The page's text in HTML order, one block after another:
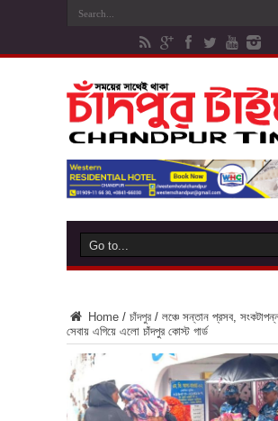
Home / চাঁদপুর / লঞ্চে সন্তান প্রসব,
সেবায় এগিয়ে এলো চাঁদপুর কোস্ট গার্ড